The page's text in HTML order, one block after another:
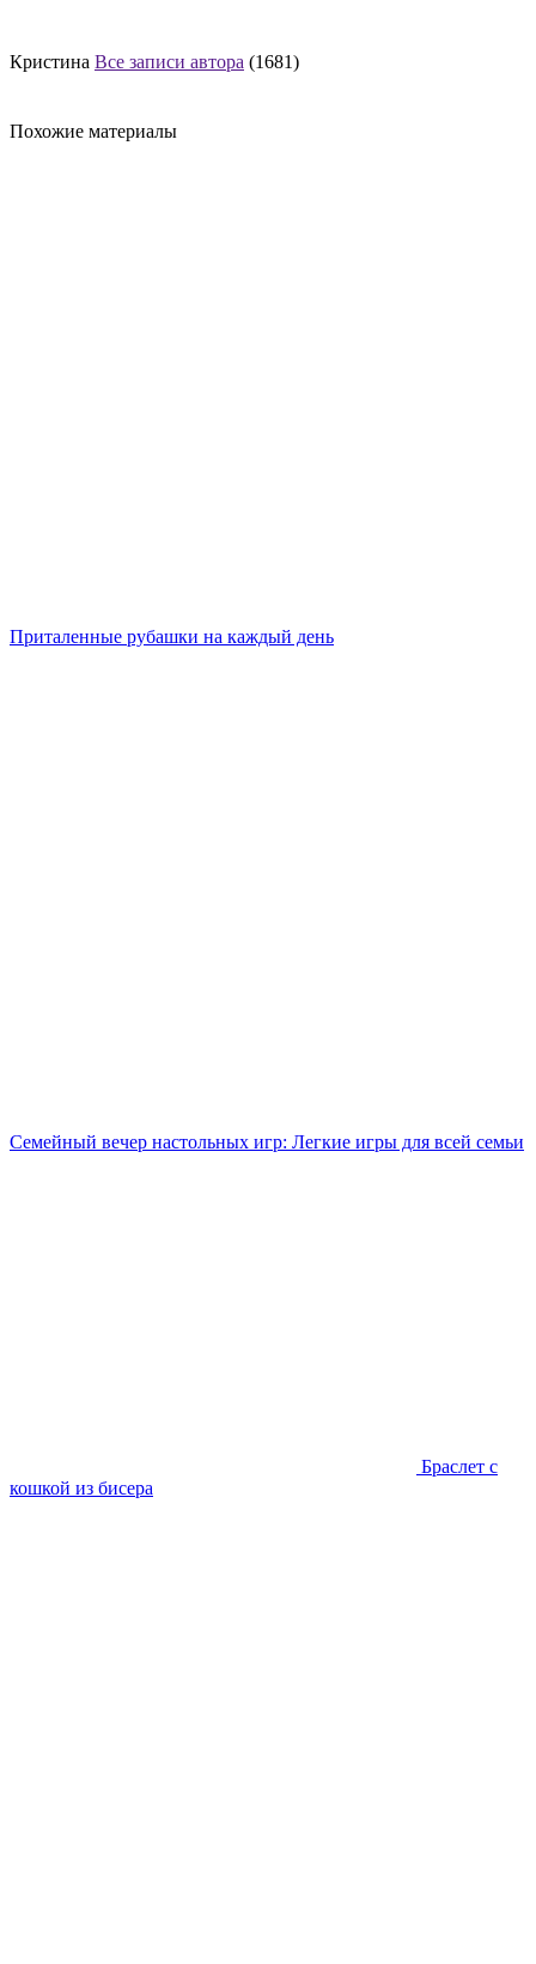
Кристина Все записи автора (1681)
Похожие материалы
Приталенные рубашки на каждый день
Семейный вечер настольных игр: Легкие игры для всей семьи
Браслет с
кошкой из бисера